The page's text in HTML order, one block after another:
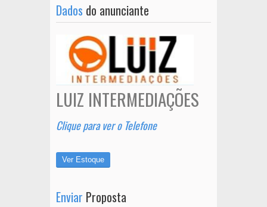
Dados do anunciante
LUIZ INTERMEDIAÇÕES
Clique para ver o Telefone
Ver Estoque
Enviar Proposta